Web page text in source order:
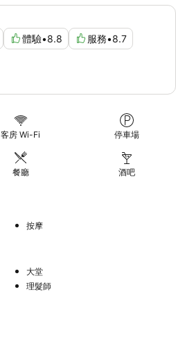
體驗•8.8 服務•8.7
客房 Wi-Fi 停車場
餐廳 酒吧
按摩
大堂
理髮師